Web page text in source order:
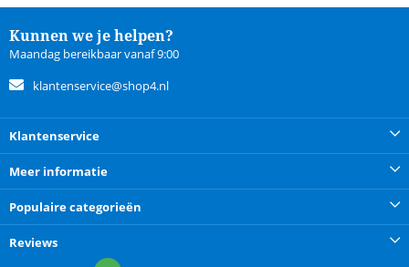
Kunnen we je helpen?
Maandag bereikbaar vanaf 9:00
klantenservice@shop4.nl
Klantenservice
Meer informatie
Populaire categorieën
Reviews